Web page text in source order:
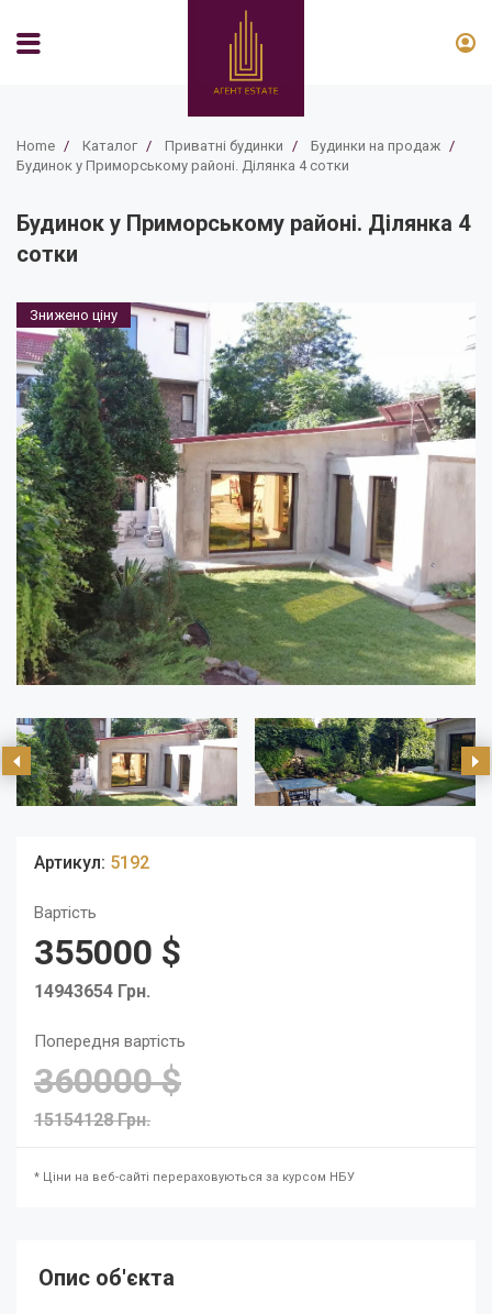
Home / Каталог / Приватні будинки / Будинки на продаж /
Будинок у Приморському районі. Ділянка 4 сотки
Будинок у Приморському районі. Ділянка 4
сотки
Знижено ціну
Артикул: 5192
Вартість
355000 $
14943654 Грн.
Попередня вартість
360000 $
15154128 Грн.
* Ціни на веб-сайті перераховуються за курсом НБУ
Опис об'єкта